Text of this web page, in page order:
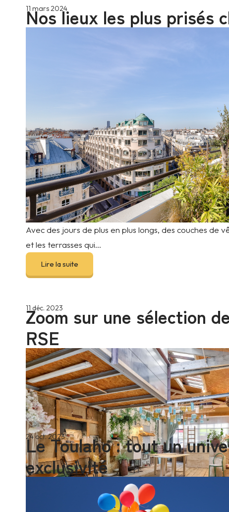
Nos lieux les plus prisés
11 mars 2024
Avec des jours de plus en plus longs, des couches de
et les terrasses qui...
Lire la suite
Zoom sur une sélection
RSE
11 déc. 2023
Le Toulaho : tout un
exclusivité
24 oct. 2023